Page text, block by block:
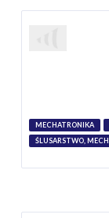
MECHATRONIKA
ŚLUSARSTWO,